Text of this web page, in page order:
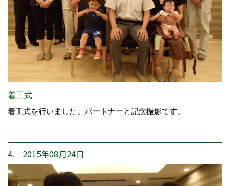
着工式
着工式を行いました。パートナーと記念撮影です。
4. 2015年08月24日